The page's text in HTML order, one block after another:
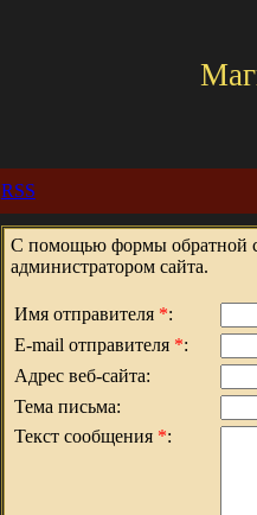
RSS
С помощью формы обратной
администратором сайта.
Имя отправителя *:
E-mail отправителя *:
Адрес веб-сайта:
Тема письма:
Текст сообщения *: